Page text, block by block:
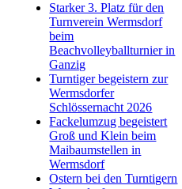
Starker 3. Platz für den
Turnverein Wermsdorf
beim
Beachvolleyballturnier in
Ganzig
Turntiger begeistern zur
Wermsdorfer
Schlössernacht 2026
Fackelumzug begeistert
Groß und Klein beim
Maibaumstellen in
Wermsdorf
Ostern bei den Turntigern